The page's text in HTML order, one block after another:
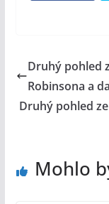
Druhý pohled
Robinsona a
Druhý pohled
Mohlo